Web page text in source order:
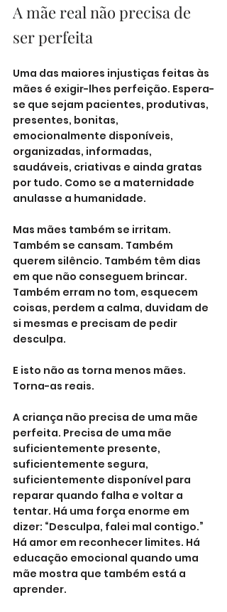
A mãe real não precisa de
ser perfeita
Uma das maiores injustiças feitas às
mães é exigir-lhes perfeição. Espera-
se que sejam pacientes, produtivas,
presentes, bonitas,
emocionalmente disponíveis,
organizadas, informadas,
saudáveis, criativas e ainda gratas
por tudo. Como se a maternidade
anulasse a humanidade.
Mas mães também se irritam.
Também se cansam. Também
querem silêncio. Também têm dias
em que não conseguem brincar.
Também erram no tom, esquecem
coisas, perdem a calma, duvidam de
si mesmas e precisam de pedir
desculpa.
E isto não as torna menos mães.
Torna-as reais.
A criança não precisa de uma mãe
perfeita. Precisa de uma mãe
suficientemente presente,
suficientemente segura,
suficientemente disponível para
reparar quando falha e voltar a
tentar. Há uma força enorme em
dizer: “Desculpa, falei mal contigo.”
Há amor em reconhecer limites. Há
educação emocional quando uma
mãe mostra que também está a
aprender.